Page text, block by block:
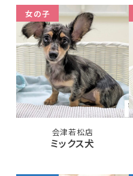
女の子
会津若松店
ミックス犬